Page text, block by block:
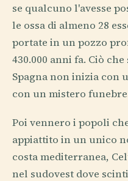
se qualcuno l'avesse
le ossa di almeno 28
portate in un pozzo
430.000 anni fa. Ciò
Spagna non inizia con
con un mistero
Poi vennero i popoli
appiattito in un unico
costa mediterranea,
nel sudovest dove